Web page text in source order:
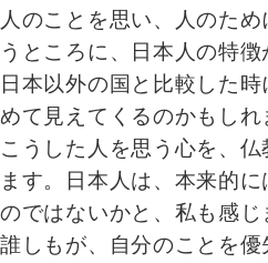
人のことを思い、人のた
うところに、日本人の特徴
日本以外の国と比較した
めて見えてくるのかもしれ
こうした人を思う心を、
ます。日本人は、本来的
のではないかと、私も感じ
誰しもが、自分のことを